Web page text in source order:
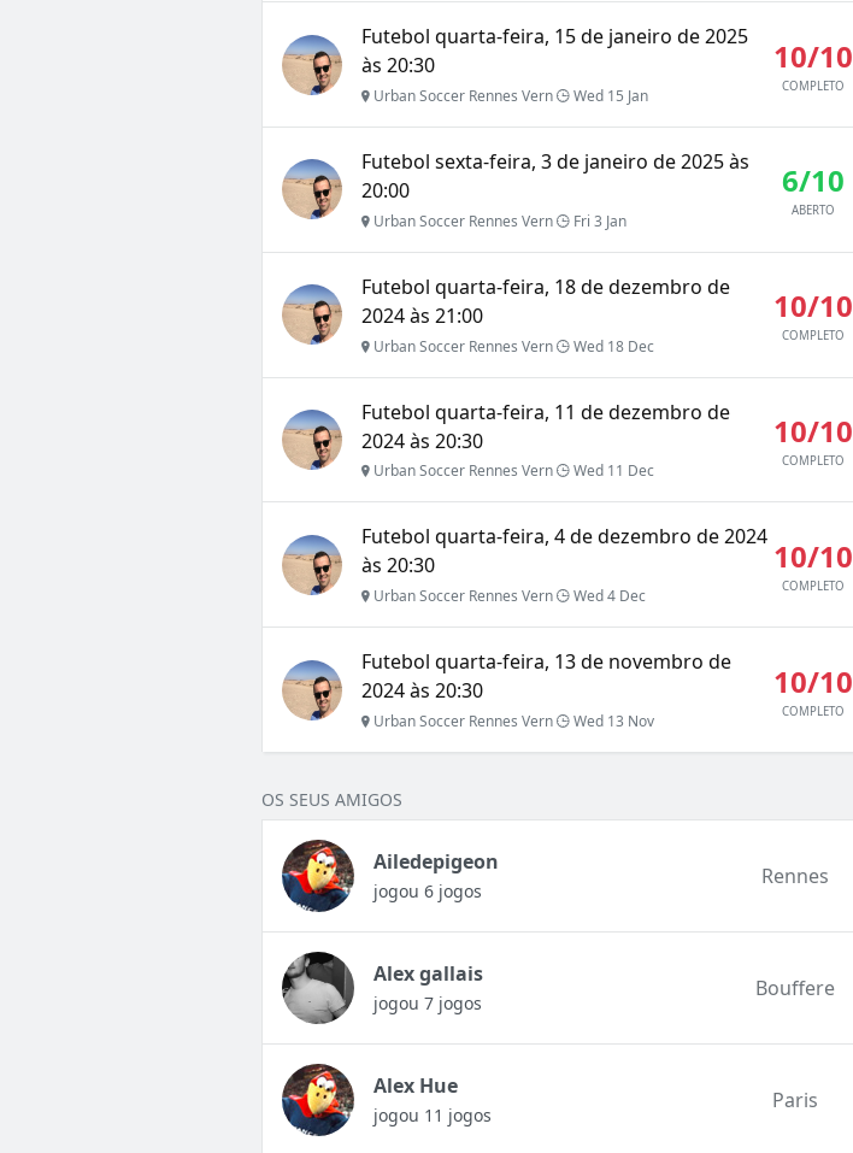
Futebol quarta-feira, 15 de janeiro de 2025
às 20:30
Urban Soccer Rennes Vern Wed 15 Jan
10/10
COMPLETO
Futebol sexta-feira, 3 de janeiro de 2025 às
20:00
Urban Soccer Rennes Vern Fri 3 Jan
6/10
ABERTO
Futebol quarta-feira, 18 de dezembro de
2024 às 21:00
Urban Soccer Rennes Vern Wed 18 Dec
10/10
COMPLETO
Futebol quarta-feira, 11 de dezembro de
2024 às 20:30
Urban Soccer Rennes Vern Wed 11 Dec
10/10
COMPLETO
Futebol quarta-feira, 4 de dezembro de 2024
às 20:30
Urban Soccer Rennes Vern Wed 4 Dec
10/10
COMPLETO
Futebol quarta-feira, 13 de novembro de
2024 às 20:30
Urban Soccer Rennes Vern Wed 13 Nov
10/10
COMPLETO
OS SEUS AMIGOS
Ailedepigeon
jogou 6 jogos
Rennes
Alex gallais
jogou 7 jogos
Bouffere
Alex Hue
jogou 11 jogos
Paris